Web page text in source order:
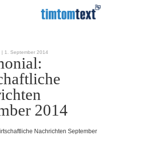
| 1. September 2014
2014
Nachrichten September